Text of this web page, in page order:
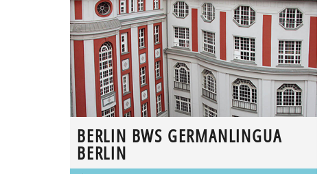
BERLIN BWS GERMANLINGUA
BERLIN